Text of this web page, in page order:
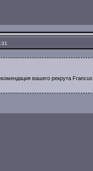
вашего рекрута